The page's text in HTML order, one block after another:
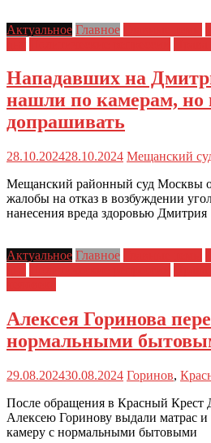
Актуальное Главное
Нападавших на
нашли по камерам, но
допрашивать
28.10.202428.10.2024 Мещанский
Мещанский районный суд Москвы
жалобы на отказ в возбуждении
нанесения вреда здоровью Дмитрия
Актуальное Главное
Алексея Горинова
нормальными
29.08.202430.08.2024 Горинов,
После обращения в Красный Крест
Алексею Горинову выдали матрас и
камеру с нормальными бытовыми